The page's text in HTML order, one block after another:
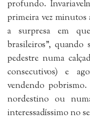
profundo.
primeira vez minutos
a surpresa em
brasileiros”,
pedestre numa
consecutivos) e
vendendo
nordestino ou
interessadíssimo no